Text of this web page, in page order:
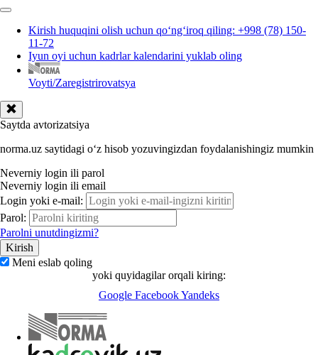
Kirish huquqini olish uchun qoʻngʻiroq qiling: +998 (78) 150-
11-72
Iyun oyi uchun kadrlar kalendarini yuklab oling
Voyti/Zaregistrirovatsya
Saytda avtorizatsiya
norma.uz saytidagi oʻz hisob yozuvingizdan foydalanishingiz mumkin
Neverniy login ili parol
Neverniy login ili email
Login yoki e-mail:
Parol:
Parolni unutdingizmi?
Meni eslab qoling
yoki quyidagilar orqali kiring:
Google FacebookYandeks